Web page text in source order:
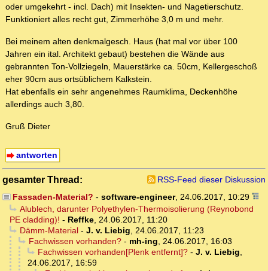
oder umgekehrt - incl. Dach) mit Insekten- und Nagetierschutz.
Funktioniert alles recht gut, Zimmerhöhe 3,0 m und mehr.
Bei meinem alten denkmalgesch. Haus (hat mal vor über 100
Jahren ein ital. Architekt gebaut) bestehen die Wände aus
gebrannten Ton-Vollziegeln, Mauerstärke ca. 50cm, Kellergeschoß
eher 90cm aus ortsüblichem Kalkstein.
Hat ebenfalls ein sehr angenehmes Raumklima, Deckenhöhe
allerdings auch 3,80.
Gruß Dieter
antworten
gesamter Thread:
RSS-Feed dieser Diskussion
Fassaden-Material? - software-engineer, 24.06.2017, 10:29
Alublech, darunter Polyethylen-Thermoisolierung (Reynobond
PE cladding)! - Reffke, 24.06.2017, 11:20
Dämm-Material- J. v. Liebig, 24.06.2017, 11:23
Fachwissen vorhanden?- mh-ing, 24.06.2017, 16:03
Fachwissen vorhanden[Plenk entfernt]?- J. v. Liebig,
24.06.2017, 16:59